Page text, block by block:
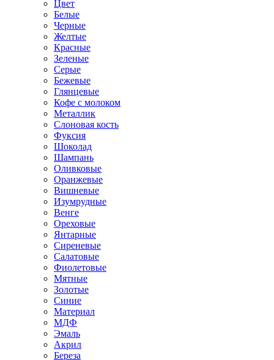
Цвет
Белые
Черные
Желтые
Красные
Зеленые
Серые
Бежевые
Глянцевые
Кофе с молоком
Металлик
Слоновая кость
Фуксия
Шоколад
Шампань
Оливковые
Оранжевые
Вишневые
Изумрудные
Венге
Ореховые
Янтарные
Сиреневые
Салатовые
Фиолетовые
Мятные
Золотые
Синие
Материал
МДФ
Эмаль
Акрил
Береза